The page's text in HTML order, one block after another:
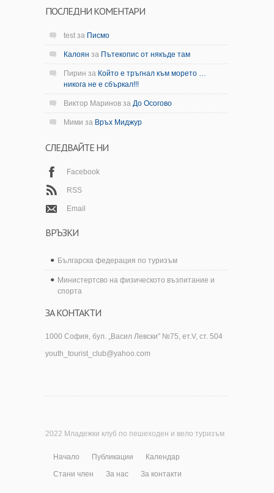
ПОСЛЕДНИ КОМЕНТАРИ
test за Писмо
Калоян за Пътекопис от някъде там
Пирин за Който е тръгнал към морето …
никога не е сбъркал!!!
Виктор Маринов за До Осогово
Мими за Връх Миджур
СЛЕДВАЙТЕ НИ
Facebook
RSS
Email
ВРЪЗКИ
Българска федерация по туризъм
Министертсво на физическото възпитание и
спорта
ЗА КОНТАКТИ
1000 София, бул. „Васил Левски” №75, ет.V, ст. 504
youth_tourist_club@yahoo.com
2022 Младежки клуб по пешеходен и вело туризъм
Начало Публикации
Календар
Стани член
За нас За контакти